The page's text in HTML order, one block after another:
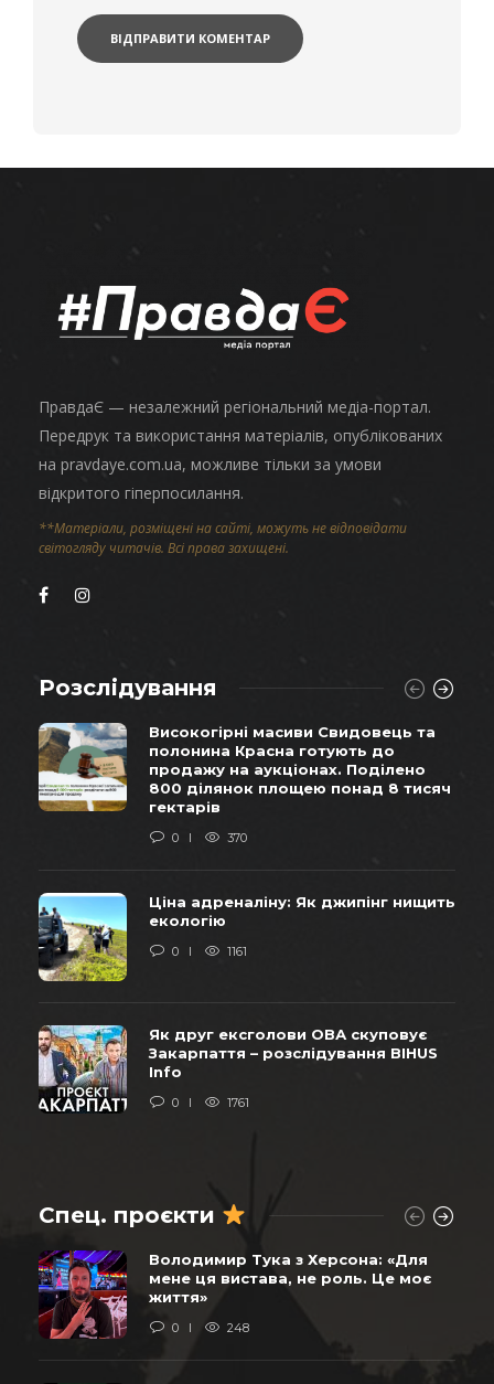
ПравдаЄ — незалежний регіональний медіа-портал.
Передрук та використання матеріалів, опублікованих
на pravdaye.com.ua, можливе тільки за умови
відкритого гіперпосилання.
**Матеріали, розміщені на сайті, можуть не відповідати
світогляду читачів. Всі права захищені.
Розслідування
Високогірні масиви Свидовець та
полонина Красна готують до
продажу на аукціонах. Поділено
800 ділянок площею понад 8 тисяч
гектарів
0 370
Ціна адреналіну: Як джипінг нищить
екологію
0 1161
Як друг ексголови ОВА скуповує
Закарпаття – розслідування BIHUS
Info
0 1761
Спец. проєкти
Володимир Тука з Херсона: «Для
мене ця вистава, не роль. Це моє
життя»
0 248